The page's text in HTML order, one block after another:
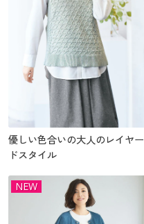
優しい色合いの大人のレイヤー
ドスタイル
NEW